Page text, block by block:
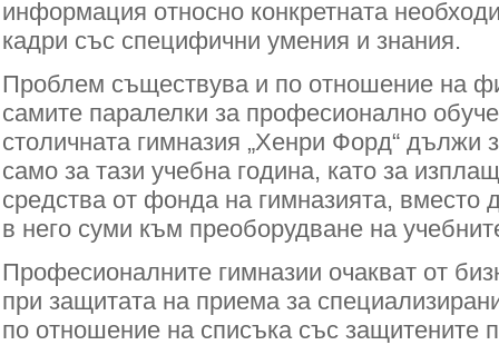
информация относно конкретната
кадри със специфични умения и знания.
Проблем съществува и по отношение на
самите паралелки за професионално
столичната гимназия „Хенри Форд“ дължи
само за тази учебна година, като за
средства от фонда на гимназията, вместо
в него суми към преоборудване на
Професионалните гимназии очакват от
при защитата на приема за
по отношение на списъка със защитените